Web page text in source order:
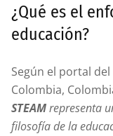
¿Qué es el
educación?
Según el portal
Colombia,
STEAMrepresenta
filosofía de la